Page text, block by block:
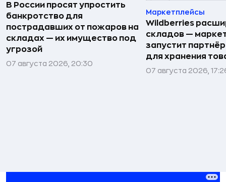
В России просят упростить
банкротство для
пострадавших от пожаров на
складах — их имущество под
угрозой
07 августа 2026, 20:30
Маркетплейсы
Wildberries
складов —
запустит
для хранения
07 августа 2026,